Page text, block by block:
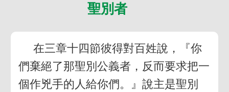
聖別者
在三章十四節彼得對百姓說，『你
們棄絕了那聖別公義者，反而要求把一
個作兇手的人給你們。』說主是聖別